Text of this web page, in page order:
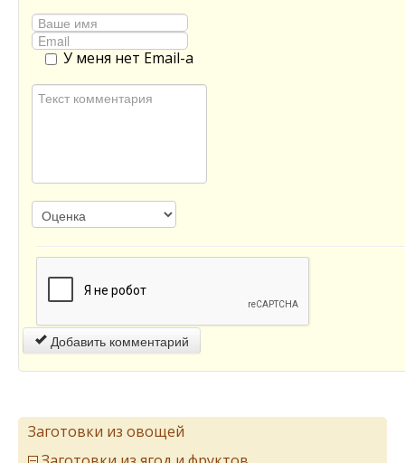
У меня нет Email-а
Добавить комментарий
Заготовки из овощей